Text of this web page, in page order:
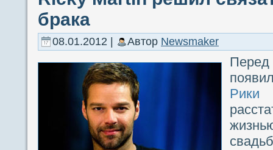
брака
08.01.2012 | Автор Newsmaker